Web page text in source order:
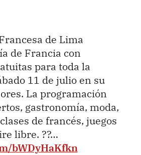
de Lima
de Francia con
para toda la
11 de julio en su
La programación
gastronomía, moda,
de francés, juegos
libre. ??…
bWDyHaKfkn